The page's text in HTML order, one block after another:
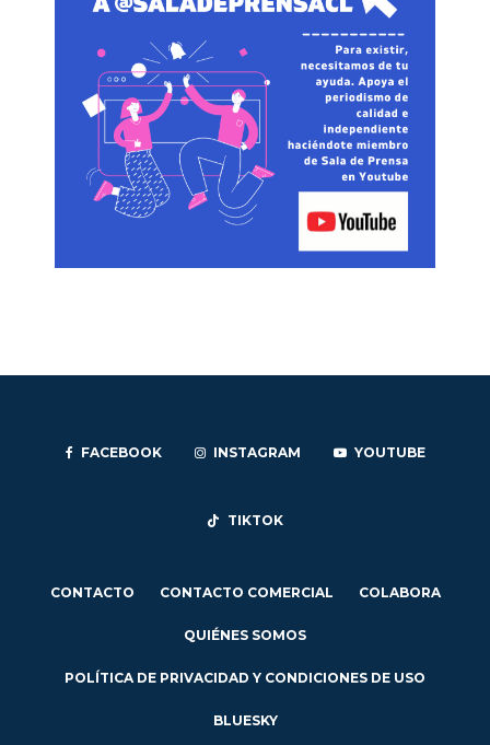
FACEBOOK INSTAGRAM YOUTUBE
TIKTOK
CONTACTO CONTACTO COMERCIAL COLABORA
QUIÉNES SOMOS
POLÍTICA DE PRIVACIDAD Y CONDICIONES DE USO
BLUESKY